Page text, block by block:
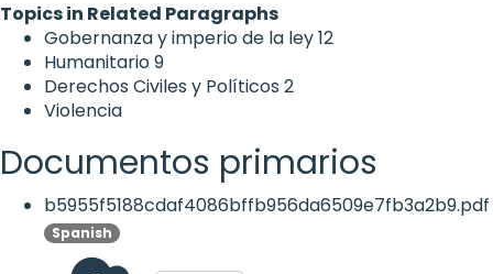
Topics in Related Paragraphs
Gobernanza y imperio de la ley12
Humanitario9
Derechos Civiles y Políticos 2
Violencia
Documentos primarios
b5955f5188cdaf4086bffb956da6509e7fb3a2b9.pdf
Spanish